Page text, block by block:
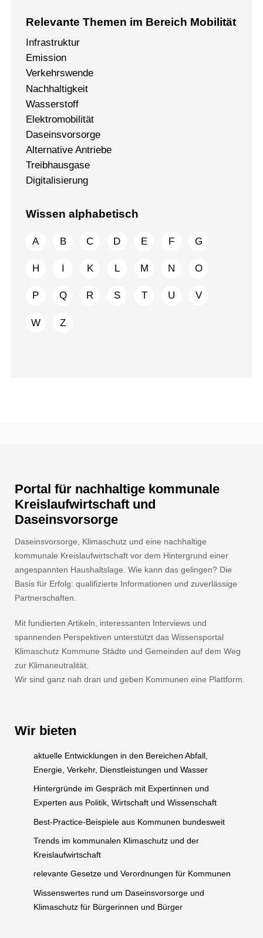
Relevante Themen im Bereich Mobilität
Infrastruktur
Emission
Verkehrswende
Nachhaltigkeit
Wasserstoff
Elektromobilität
Daseinsvorsorge
Alternative Antriebe
Treibhausgase
Digitalisierung
Wissen alphabetisch
A B C D E F G
H I K L M N O
P Q R S T U V
W Z
Portal für nachhaltige kommunale
Kreislaufwirtschaft und
Daseinsvorsorge
Daseinsvorsorge, Klimaschutz und eine nachhaltige
kommunale Kreislaufwirtschaft vor dem Hintergrund einer
angespannten Haushaltslage. Wie kann das gelingen? Die
Basis für Erfolg: qualifizierte Informationen und zuverlässige
Partnerschaften.
Mit fundierten Artikeln, interessanten Interviews und
spannenden Perspektiven unterstützt das Wissensportal
Klimaschutz Kommune Städte und Gemeinden auf dem Weg
zur Klimaneutralität.
Wir sind ganz nah dran und geben Kommunen eine Plattform.
Wir bieten
aktuelle Entwicklungen in den Bereichen Abfall,
Energie, Verkehr, Dienstleistungen und Wasser
Hintergründe im Gespräch mit Expertinnen und
Experten aus Politik, Wirtschaft und Wissenschaft
Best-Practice-Beispiele aus Kommunen bundesweit
Trends im kommunalen Klimaschutz und der
Kreislaufwirtschaft
relevante Gesetze und Verordnungen für Kommunen
Wissenswertes rund um Daseinsvorsorge und
Klimaschutz für Bürgerinnen und Bürger